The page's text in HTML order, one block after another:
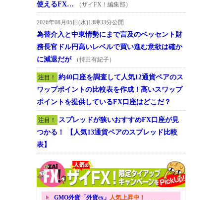
使えるFX… （ザイFX！編集部）
2026年08月05日(水)13時33分公開
為替介入と中東情勢にまで言及のベッセント財
務長官ドル円高いレベルで買い進む意欲は確か
に減退だが
（持田有紀子）
注目！
約40口座を調査して人気12通貨ペアのス
ワップポイントの比較表を作成！高いスワップ
ポイントを提供しているFX口座はどこだ？
注目！
スプレッドが狭いおすすめFX口座が見
つかる！ 【人気13通貨ペアのスプレッド比較
表】
GMO外貨「外貨ex」 人気上昇中！